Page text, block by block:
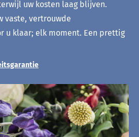
uw kosten laag blijven.
vaste, vertrouwde
u klaar; elk moment. Een prettig